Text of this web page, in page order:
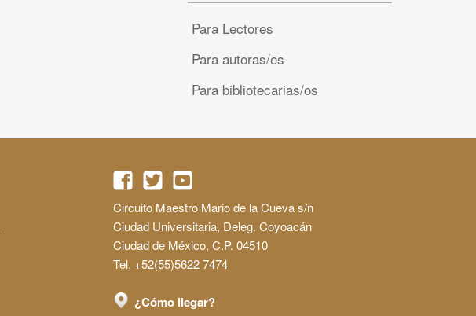
Para Lectores
Para autoras/es
Para bibliotecarias/os
Circuito Maestro Mario de la Cueva s/n
Ciudad Universitaria, Deleg. Coyoacán
Ciudad de México, C.P. 04510
Tel. +52(55)5622 7474
¿Cómo llegar?